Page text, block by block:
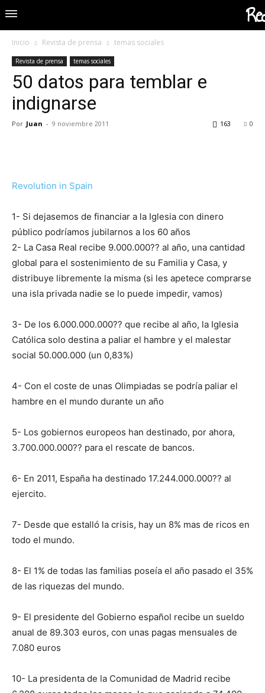
Inicio Revista de prensa temas sociales
Revista de prensa temas sociales
50 datos para temblar e
indignarse
Por Juan - 9 noviembre 2011 0
163
Revolution in Spain
1- Si dejasemos de financiar a la Iglesia con dinero
público podríamos jubilarnos a los 60 años
2- La Casa Real recibe 9.000.000?? al año, una cantidad
global para el sostenimiento de su Familia y Casa, y
distribuye libremente la misma (si les apetece comprarse
una isla privada nadie se lo puede impedir, vamos)
3- De los 6.000.000.000?? que recibe al año, la Iglesia
Católica solo destina a paliar el hambre y el malestar
social 50.000.000 (un 0,83%)
4- Con el coste de unas Olimpiadas se podría paliar el
hambre en el mundo durante un año
5- Los gobiernos europeos han destinado, por ahora,
3.700.000.000?? para el rescate de bancos.
6- En 2011, España ha destinado 17.244.000.000?? al
ejercito.
7- Desde que estalló la crisis, hay un 8% mas de ricos en
todo el mundo.
8- El 1% de todas las familias poseía el año pasado el 35%
de las riquezas del mundo.
9- El presidente del Gobierno español recibe un sueldo
anual de 89.303 euros, con unas pagas mensuales de
7.080 euros
10- La presidenta de la Comunidad de Madrid recibe